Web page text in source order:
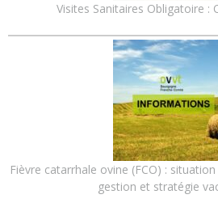
Visites Sanitaires Obligatoire :
Fièvre catarrhale ovine (FCO) :
gestion et stratégie